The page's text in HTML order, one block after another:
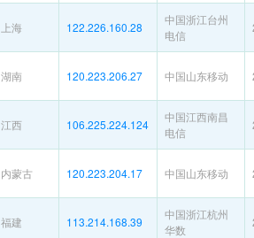
上海 122.226.160.28
中国浙江台州
电信
湖南 120.223.206.27 中国山东移动
江西 106.225.224.124
中国江西南昌
电信
内蒙古 120.223.204.17 中国山东移动
福建 113.214.168.39
中国浙江杭州
华数